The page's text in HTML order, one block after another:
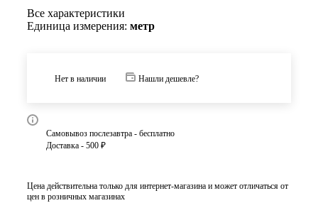
Все характеристики
Единица измерения: метр
Нет в наличии Нашли дешевле?
Самовывоз послезавтра - бесплатно
Доставка - 500 ₽
Цена действительна только для интернет-магазина и может отличаться от
цен в розничных магазинах